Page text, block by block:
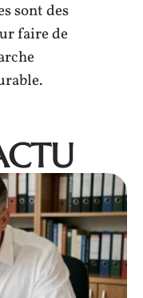
sont des
faire de